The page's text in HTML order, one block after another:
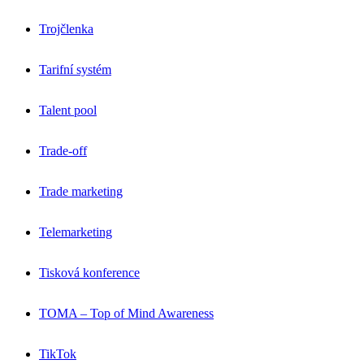
Trojčlenka
Tarifní systém
Talent pool
Trade-off
Trade marketing
Telemarketing
Tisková konference
TOMA – Top of Mind Awareness
TikTok